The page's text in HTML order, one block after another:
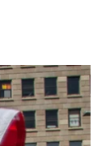
війні між